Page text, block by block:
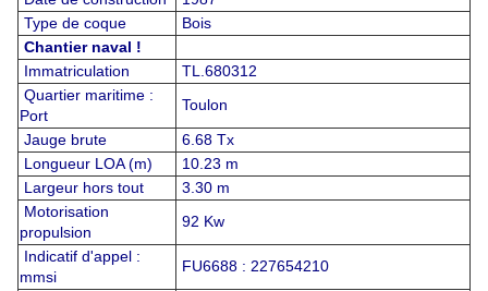
Type de coque
Bois
Chantier naval !
Immatriculation
TL.680312
Quartier maritime :
Port
Toulon
Jauge brute
6.68 Tx
Longueur LOA (m)
10.23 m
Largeur hors tout
3.30 m
Motorisation
propulsion
92 Kw
Indicatif d'appel :
mmsi
FU6688 : 227654210